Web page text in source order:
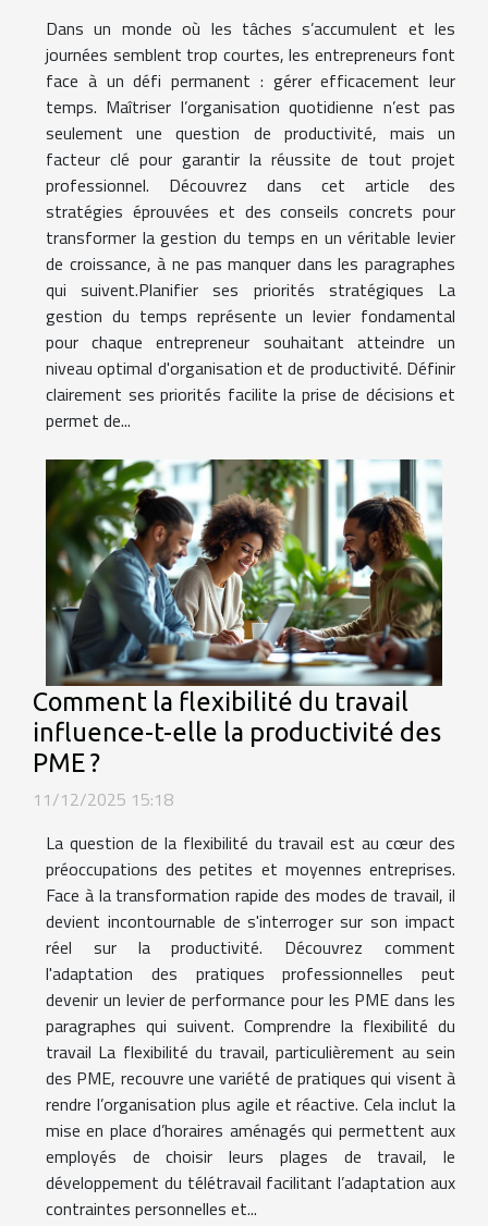
Dans un monde où les tâches s’accumulent et les
journées semblent trop courtes, les entrepreneurs font
face à un défi permanent : gérer efficacement leur
temps. Maîtriser l’organisation quotidienne n’est pas
seulement une question de productivité, mais un
facteur clé pour garantir la réussite de tout projet
professionnel. Découvrez dans cet article des
stratégies éprouvées et des conseils concrets pour
transformer la gestion du temps en un véritable levier
de croissance, à ne pas manquer dans les paragraphes
qui suivent.Planifier ses priorités stratégiques La
gestion du temps représente un levier fondamental
pour chaque entrepreneur souhaitant atteindre un
niveau optimal d'organisation et de productivité. Définir
clairement ses priorités facilite la prise de décisions et
permet de...
Comment la flexibilité du travail
influence-t-elle la productivité des
PME ?
11/12/2025 15:18
La question de la flexibilité du travail est au cœur des
préoccupations des petites et moyennes entreprises.
Face à la transformation rapide des modes de travail, il
devient incontournable de s'interroger sur son impact
réel sur la productivité. Découvrez comment
l'adaptation des pratiques professionnelles peut
devenir un levier de performance pour les PME dans les
paragraphes qui suivent. Comprendre la flexibilité du
travail La flexibilité du travail, particulièrement au sein
des PME, recouvre une variété de pratiques qui visent à
rendre l’organisation plus agile et réactive. Cela inclut la
mise en place d’horaires aménagés qui permettent aux
employés de choisir leurs plages de travail, le
développement du télétravail facilitant l’adaptation aux
contraintes personnelles et...